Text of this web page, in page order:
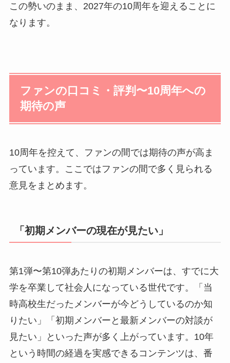
この勢いのまま、2027年の10周年を迎えることに
なります。
ファンの口コミ・評判〜10周年への
期待の声
10周年を控えて、ファンの間では期待の声が高ま
っています。ここではファンの間で多く見られる
意見をまとめます。
「初期メンバーの現在が見たい」
第1弾〜第10弾あたりの初期メンバーは、すでに大
学を卒業して社会人になっている世代です。「当
時高校生だったメンバーが今どうしているのか知
りたい」「初期メンバーと最新メンバーの対談が
見たい」といった声が多く上がっています。10年
という時間の経過を実感できるコンテンツは、番